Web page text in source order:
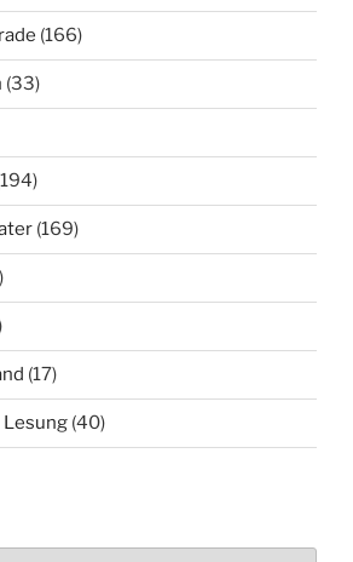
(166)
(33)
(169)
(17)
Lesung (40)